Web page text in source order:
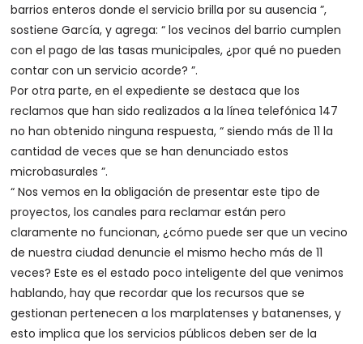
barrios enteros donde el servicio brilla por su ausencia ”,
sostiene García, y agrega: “ los vecinos del barrio cumplen
con el pago de las tasas municipales, ¿por qué no pueden
contar con un servicio acorde? ”.
Por otra parte, en el expediente se destaca que los
reclamos que han sido realizados a la línea telefónica 147
no han obtenido ninguna respuesta, “ siendo más de 11 la
cantidad de veces que se han denunciado estos
microbasurales ”.
“ Nos vemos en la obligación de presentar este tipo de
proyectos, los canales para reclamar están pero
claramente no funcionan, ¿cómo puede ser que un vecino
de nuestra ciudad denuncie el mismo hecho más de 11
veces? Este es el estado poco inteligente del que venimos
hablando, hay que recordar que los recursos que se
gestionan pertenecen a los marplatenses y batanenses, y
esto implica que los servicios públicos deben ser de la